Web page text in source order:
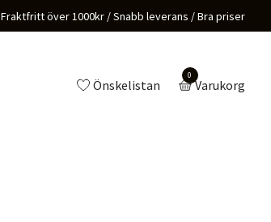
Fraktfritt över 1000kr / Snabb leverans / Bra priser
Önskelistan
0
Varukorg